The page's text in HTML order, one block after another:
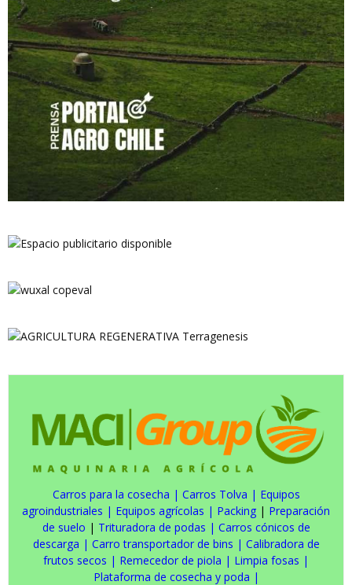
Carros para la cosecha | Carros Tolva | Equipos
agroindustriales | Equipos agrícolas | Packing | Preparación
de suelo | Trituradora de podas | Carros cónicos de
descarga | Carro transportador de bins | Calibradora de
frutos secos | Remecedor de piola | Limpia fosas |
Plataforma de cosecha y poda |